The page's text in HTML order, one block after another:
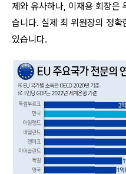
제와 유사하나, 이재용 회장은
습니다. 실제 최 위원장의 정
있습니다.